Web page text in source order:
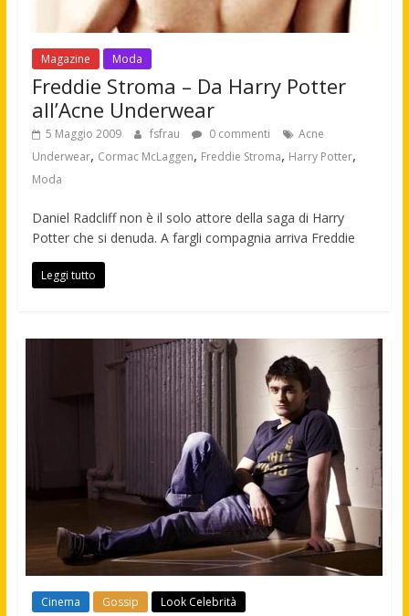
Magazine Moda
Freddie Stroma – Da Harry Potter
all’Acne Underwear
5 Maggio 2009 fsfrau 0 commenti
Acne
Underwear, Cormac McLaggen, Freddie Stroma, Harry Potter,
Moda
Daniel Radcliff non è il solo attore della saga di Harry
Potter che si denuda. A fargli compagnia arriva Freddie
Leggi tutto
Cinema Gossip Look Celebrità